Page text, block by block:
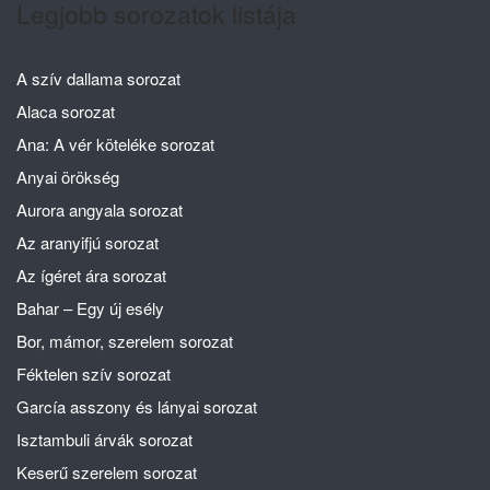
A szív dallama sorozat
Alaca sorozat
Ana: A vér köteléke sorozat
Anyai örökség
Aurora angyala sorozat
Az aranyifjú sorozat
Az ígéret ára sorozat
Bahar – Egy új esély
Bor, mámor, szerelem sorozat
Féktelen szív sorozat
García asszony és lányai sorozat
Isztambuli árvák sorozat
Keserű szerelem sorozat